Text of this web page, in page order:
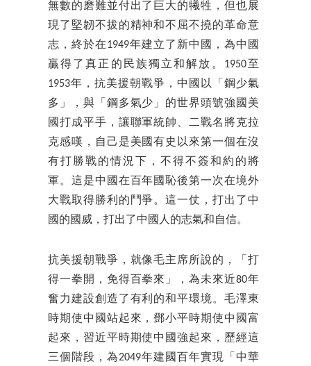
無數的磨難並付出了巨大的犧牲，但也展
現了堅韌不拔的精神和不屈不撓的革命意
志，終於在1949年建立了新中國，為中國
贏得了真正的民族獨立和解放。1950至
1953年，抗美援朝戰爭，中國以「鋼少氣
多」，與「鋼多氣少」的世界頭號強國美
國打成平手，讓聯軍統帥、二戰名將克拉
克感嘆，自己是美國有史以來第一個在沒
有打勝戰的情況下，不得不簽和約的將
軍。這是中國在百年國恥後第一次在境外
大戰取得勝利的鬥爭。這一仗，打出了中
國的國威，打出了中國人的志氣和自信。
抗美援朝戰爭，就像毛主席所說的，「打
得一拳開，免得百拳來」，為未來近80年
奮力建設創造了有利的和平環境。毛澤東
時期使中國站起來，鄧小平時期使中國富
起來，習近平時期使中國強起來，歷經這
三個階段，為2049年建國百年實現「中華